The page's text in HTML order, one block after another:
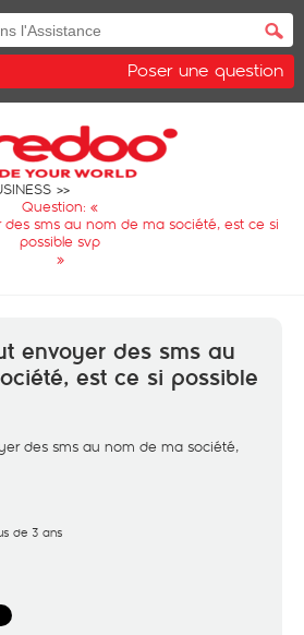
Poser une question
Question: «
sms au nom de ma société, est ce si
possible svp
»
envoyer des sms au
est ce si possible
des sms au nom de ma société,
de 3 ans